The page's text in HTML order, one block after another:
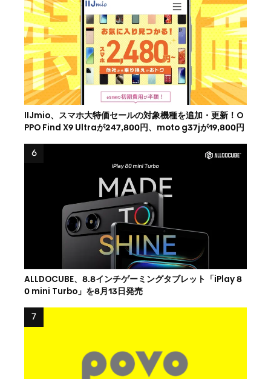
IIJmio、スマホ大特価セールの対象機種を追加・更新！O
PPO Find X9 Ultraが247,800円、moto g37jが19,800円
ALLDOCUBE、8.8インチゲーミングタブレット「iPlay 8
0 mini Turbo」を8月13日発売